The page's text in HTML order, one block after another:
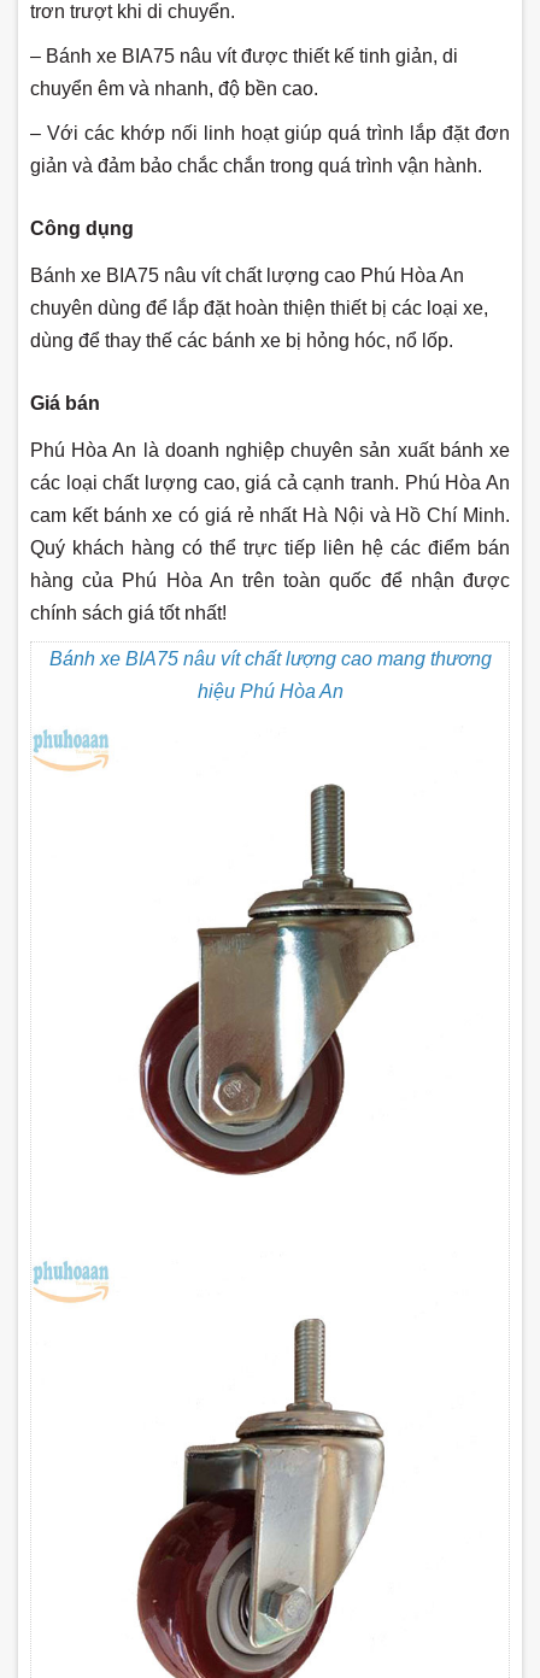
trơn trượt khi di chuyển.
– Bánh xe BIA75 nâu vít được thiết kế tinh giản, di
chuyển êm và nhanh, độ bền cao.
– Với các khớp nối linh hoạt giúp quá trình lắp đặt đơn
giản và đảm bảo chắc chắn trong quá trình vận hành.
Công dụng
Bánh xe BIA75 nâu vít chất lượng cao Phú Hòa An
chuyên dùng để lắp đặt hoàn thiện thiết bị các loại xe,
dùng để thay thế các bánh xe bị hỏng hóc, nổ lốp.
Giá bán
Phú Hòa An là doanh nghiệp chuyên sản xuất bánh xe
các loại chất lượng cao, giá cả cạnh tranh. Phú Hòa An
cam kết bánh xe có giá rẻ nhất Hà Nội và Hồ Chí Minh.
Quý khách hàng có thể trực tiếp liên hệ các điểm bán
hàng của Phú Hòa An trên toàn quốc để nhận được
chính sách giá tốt nhất!
Bánh xe BIA75 nâu vít chất lượng cao mang thương
hiệu Phú Hòa An